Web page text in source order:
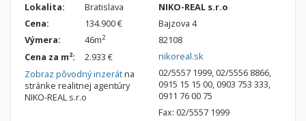
Lokalita:
Bratislava
Cena:
134.900 €
Výmera:
46m2
Cena za m2:
2.933 €
Zobraz pôvodný inzerátna
stránke realitnej agentúry
NIKO-REAL s.r.o
NIKO-REAL s.r.o
Bajzova 4
82108
nikoreal.sk
02/5557 1999, 02/5556 8866,
0915 15 15 00, 0903 753 333,
0911 76 00 75
Fax: 02/5557 1999